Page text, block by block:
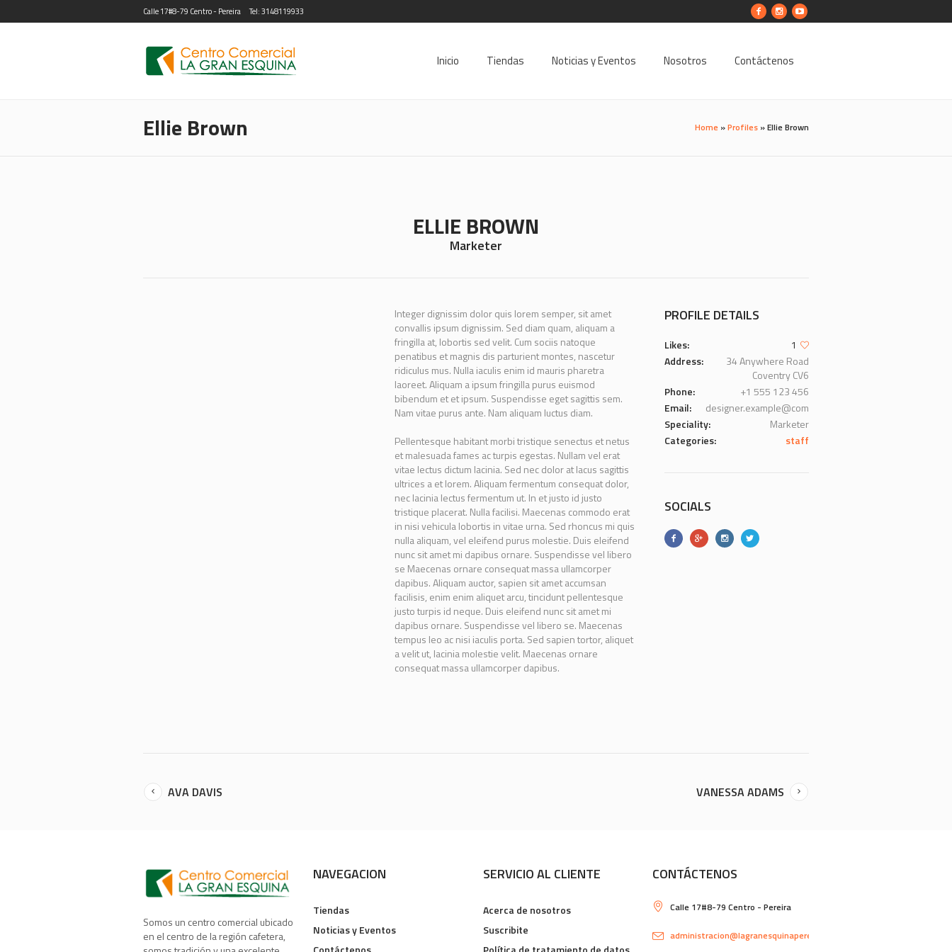
Calle 17#8-79 Centro - Pereira Tel: 3148119933
Inicio Tiendas Noticias y Eventos Nosotros Contáctenos
Ellie Brown Home »Profiles »Ellie Brown
ELLIE BROWN
Marketer
Integer dignissim dolor quis lorem semper, sit amet
convallis ipsum dignissim. Sed diam quam, aliquam a
fringilla at, lobortis sed velit. Cum sociis natoque
penatibus et magnis dis parturient montes, nascetur
ridiculus mus. Nulla iaculis enim id mauris pharetra
laoreet. Aliquam a ipsum fringilla purus euismod
bibendum et et ipsum. Suspendisse eget sagittis sem.
Nam vitae purus ante. Nam aliquam luctus diam.
Pellentesque habitant morbi tristique senectus et netus
et malesuada fames ac turpis egestas. Nullam vel erat
vitae lectus dictum lacinia. Sed nec dolor at lacus sagittis
ultrices a et lorem. Aliquam fermentum consequat dolor,
nec lacinia lectus fermentum ut. In et justo id justo
tristique placerat. Nulla facilisi. Maecenas commodo erat
in nisi vehicula lobortis in vitae urna. Sed rhoncus mi quis
nulla aliquam, vel eleifend purus molestie. Duis eleifend
nunc sit amet mi dapibus ornare. Suspendisse vel libero
se Maecenas ornare consequat massa ullamcorper
dapibus. Aliquam auctor, sapien sit amet accumsan
facilisis, enim enim aliquet arcu, tincidunt pellentesque
justo turpis id neque. Duis eleifend nunc sit amet mi
dapibus ornare. Suspendisse vel libero se. Maecenas
tempus leo ac nisi iaculis porta. Sed sapien tortor, aliquet
a velit ut, lacinia molestie velit. Maecenas ornare
consequat massa ullamcorper dapibus.
PROFILE DETAILS
Likes:
1
Address:
34 Anywhere Road
Coventry CV6
Phone:
+1 555 123 456
Email:
designer.example@com
Speciality:
Marketer
Categories:
staff
SOCIALS
AVA DAVIS VANESSA ADAMS
Somos un centro comercial ubicado
en el centro de la región cafetera,
NAVEGACION
Tiendas
Noticias y Eventos
SERVICIO AL CLIENTE
Acerca de nosotros
Suscribite
CONTÁCTENOS
Calle 17#8-79 Centro - Pereira
administracion@lagranesquinapereira.com